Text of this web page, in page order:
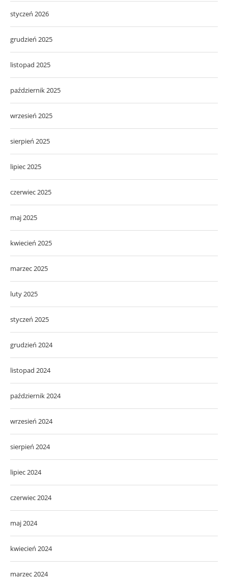
styczeń 2026
grudzień 2025
listopad 2025
październik 2025
wrzesień 2025
sierpień 2025
lipiec 2025
czerwiec 2025
maj 2025
kwiecień 2025
marzec 2025
luty 2025
styczeń 2025
grudzień 2024
listopad 2024
październik 2024
wrzesień 2024
sierpień 2024
lipiec 2024
czerwiec 2024
maj 2024
kwiecień 2024
marzec 2024